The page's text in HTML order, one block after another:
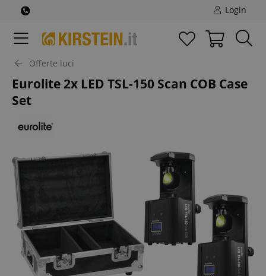
Login
Offerte luci
Eurolite 2x LED TSL-150 Scan COB Case
Set